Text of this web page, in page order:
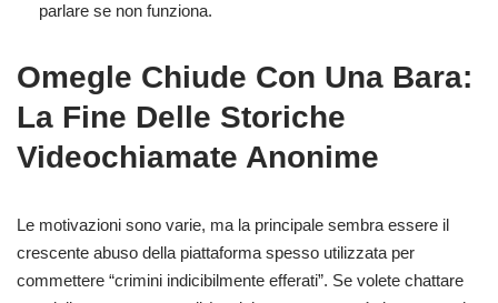
parlare se non funziona.
Omegle Chiude Con Una Bara:
La Fine Delle Storiche
Videochiamate Anonime
Le motivazioni sono varie, ma la principale sembra essere il
crescente abuso della piattaforma spesso utilizzata per
commettere “crimini indicibilmente efferati”. Se volete chattare